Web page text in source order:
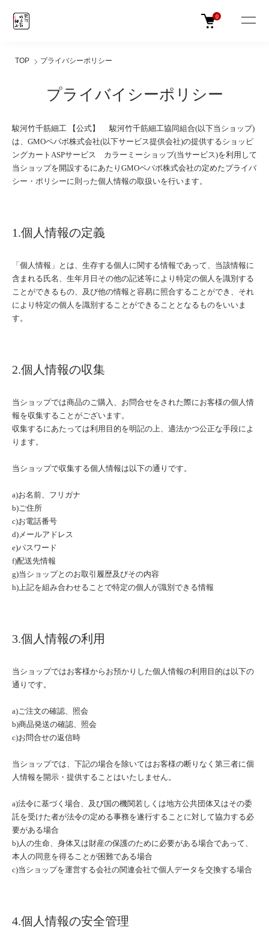
0
TOP プライバシーポリシー
プライバイシーポリシー
駿河竹千筋細工 【公式】 駿河竹千筋細工協同組合(以下当ショップ)
は、 GMOペパボ株式会社(以下サービス提供会社)の提供するショッピ
ングカートASPサービス カラーミーショップ(当サービス)を利用して
当ショップを開設するにあたりGMOペパボ株式会社の定めたプライバ
シー・ポリシーに則った個人情報の取扱いを行います。
1.個人情報の定義
「個人情報」とは、生存する個人に関する情報であって、当該情報に
含まれる氏名、生年月日その他の記述等により特定の個人を識別する
ことができるもの、及び他の情報と容易に照合することができ、それ
により特定の個人を識別することができることとなるものをいいま
す。
2.個人情報の収集
当ショップでは商品のご購入、お問合せをされた際にお客様の個人情
報を収集することがございます。
収集するにあたっては利用目的を明記の上、適法かつ公正な手段によ
ります。
当ショップで収集する個人情報は以下の通りです。
a)お名前、フリガナ
b)ご住所
c)お電話番号
d)メールアドレス
e)パスワード
f)配送先情報
g)当ショップとのお取引履歴及びその内容
h)上記を組み合わせることで特定の個人が識別できる情報
3.個人情報の利用
当ショップではお客様からお預かりした個人情報の利用目的は以下の
通りです。
a)ご注文の確認、照会
b)商品発送の確認、照会
c)お問合せの返信時
当ショップでは、下記の場合を除いてはお客様の断りなく第三者に個
人情報を開示・提供することはいたしません。
a)法令に基づく場合、及び国の機関若しくは地方公共団体又はその委
託を受けた者が法令の定める事務を遂行することに対して協力する必
要がある場合
b)人の生命、身体又は財産の保護のために必要がある場合であって、
本人の同意を得ることが困難である場合
c)当ショップを運営する会社の関連会社で個人データを交換する場合
4.個人情報の安全管理